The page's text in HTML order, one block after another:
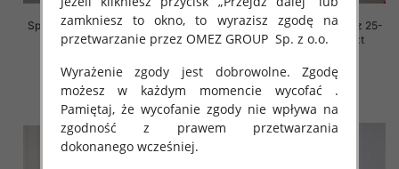
Spodnie damskie jeansy Roz 25-
30, 1 Kolor Paczka 12 szt
56.00 zł
szczegóły
Spodnie damskie jeansy Roz 25-
30, 1 Kolor Paczka 12 szt
52.00 zł
szczegóły
zamkniesz to okno, to wyrazisz zgodę na
przetwarzanie przez OMEZ GROUP Sp. z o.o.
Wyrażenie zgody jest dobrowolne. Zgodę
możesz w każdym momencie wycofać .
Pamiętaj, że wycofanie zgody nie wpływa na
zgodność z prawem przetwarzania
dokonanego wcześniej.